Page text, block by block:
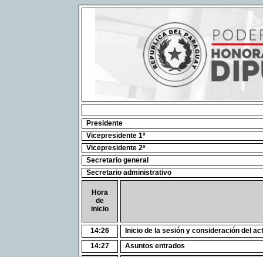
Presidente
Vicepresidente 1º
Vicepresidente 2º
Secretario general
Secretario administrativo
Hora
de
inicio
14:26
Inicio de la sesión y consideración del
14:27
Asuntos entrados